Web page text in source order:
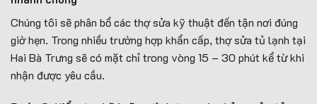
Chúng tôi sẽ phân bổ các thợ sửa kỹ thuật đến tận nơi đúng
giờ hẹn. Trong nhiều trường hợp khẩn cấp, thợ sửa tủ lạnh tại
Hai Bà Trưng sẽ có mặt chỉ trong vòng 15 – 30 phút kể từ khi
nhận được yêu cầu.